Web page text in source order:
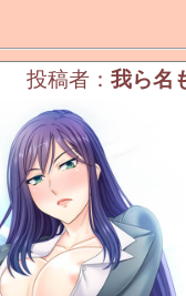
投稿者： 我ら名